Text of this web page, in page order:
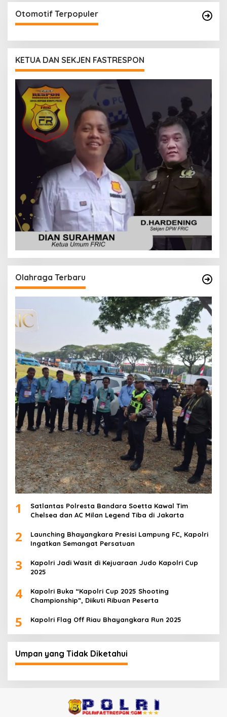
Otomotif Terpopuler
KETUA DAN SEKJEN FASTRESPON
Olahraga Terbaru
1
Satlantas Polresta Bandara Soetta Kawal Tim
Chelsea dan AC Milan Legend Tiba di Jakarta
2
Launching Bhayangkara Presisi Lampung FC, Kapolri
Ingatkan Semangat Persatuan
3
Kapolri Jadi Wasit di Kejuaraan Judo Kapolri Cup
2025
4
Kapolri Buka “Kapolri Cup 2025 Shooting
Championship”, Diikuti Ribuan Peserta
5 Kapolri Flag Off Riau Bhayangkara Run 2025
Umpan yang Tidak Diketahui